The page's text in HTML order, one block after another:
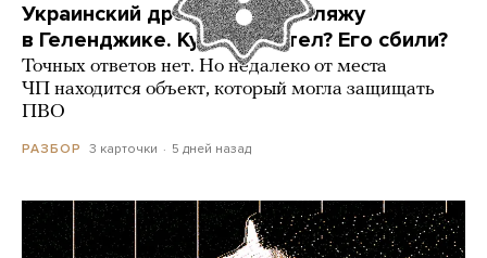
Украинский дрон попал по пляжу
в Геленджике. Куда он летел? Его сбили?
Точных ответов нет. Но недалеко от места
ЧП находится объект, который могла защищать
ПВО
РАЗБОР 3 карточки 5 дней назад